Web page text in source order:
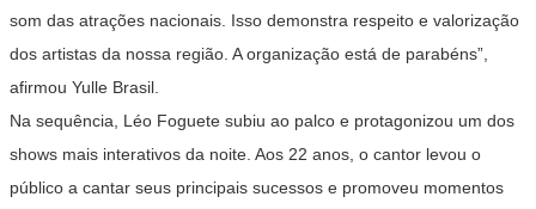
som das atrações nacionais. Isso demonstra respeito e valorização
dos artistas da nossa região. A organização está de parabéns”,
afirmou Yulle Brasil.
Na sequência, Léo Foguete subiu ao palco e protagonizou um dos
shows mais interativos da noite. Aos 22 anos, o cantor levou o
público a cantar seus principais sucessos e promoveu momentos